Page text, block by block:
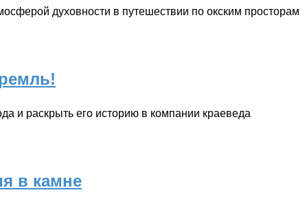
духовности в путешествии по окским просторам
и раскрыть его историю в компании краеведа
в камне